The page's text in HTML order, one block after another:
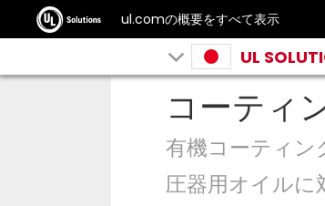
ul.comの概要をすべて表示
UL
コーティ
有機コーティン
圧器⽤オイルに